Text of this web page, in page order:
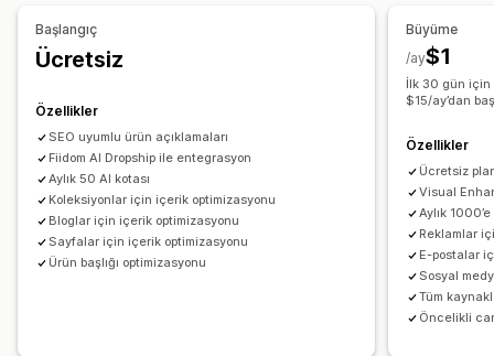
SEO
Zengin sonuçlar
Makale etiketi
Kalıcı bağlantı
Dahili bağlantılandırma
URL optimizasyonu
Puanlama aracı
XML site haritası
Görüntüleme seçenekleri
Düzenler Arama çubuğu Öne çıkan gönderiler
Önerilen gönderiler Pinlenen ürünler
Denetimler
Dönüşüm izleme
Başlangıç
Ücretsiz
Özellikler
SEO uyumlu ürün açıklamaları
Fiidom AI Dropship ile entegrasyon
Aylık 50 AI kotası
Koleksiyonlar için içerik optimizasyonu
Bloglar için içerik optimizasyonu
Sayfalar için içerik optimizasyonu
Ürün başlığı optimizasyonu
Büyüme
$1
/ay
İlk 30 gün için
$15/ay’dan
Özellikler
Ücretsiz
Visual
Aylık
Reklamlar
E-postalar
Sosyal
Tüm
Öncelikli